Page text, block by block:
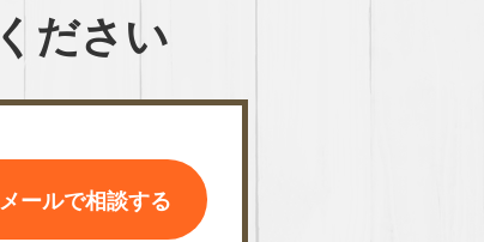
ださい
メールで相談する